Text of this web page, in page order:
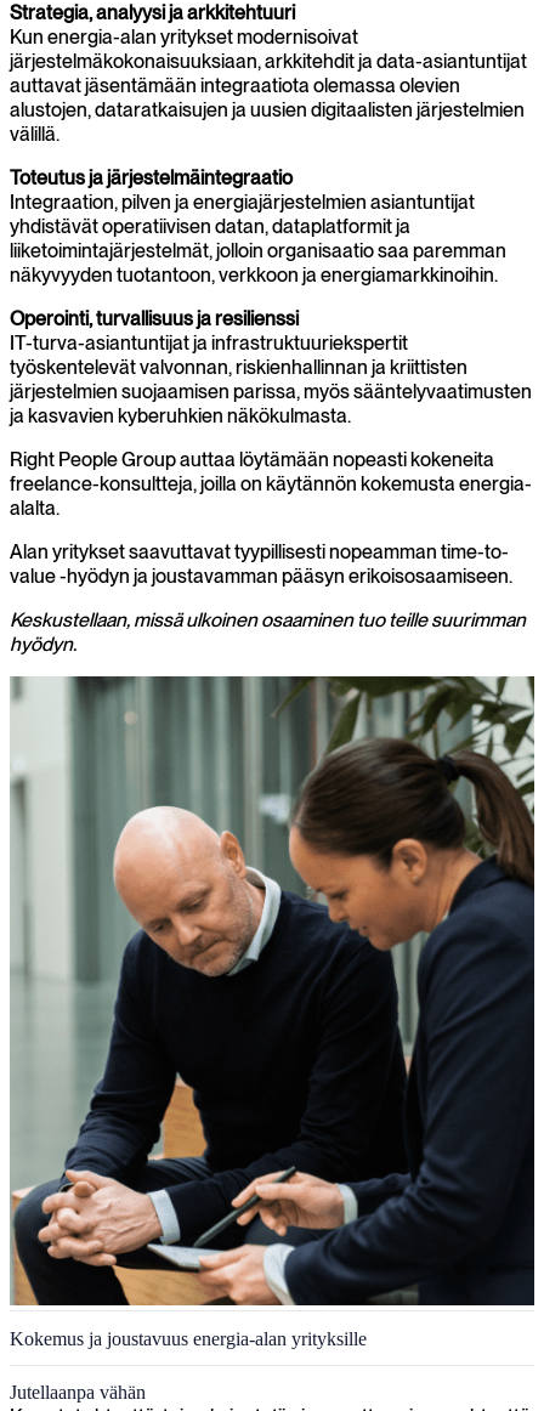
Strategia, analyysi ja arkkitehtuuri
Kun energia-alan yritykset modernisoivat
järjestelmäkokonaisuuksiaan, arkkitehdit ja data-asiantuntijat
auttavat jäsentämään integraatiota olemassa olevien
alustojen, dataratkaisujen ja uusien digitaalisten järjestelmien
välillä.
Toteutus ja järjestelmäintegraatio
Integraation, pilven ja energiajärjestelmien asiantuntijat
yhdistävät operatiivisen datan, dataplatformit ja
liiketoimintajärjestelmät, jolloin organisaatio saa paremman
näkyvyyden tuotantoon, verkkoon ja energiamarkkinoihin.
Operointi, turvallisuus ja resilienssi
IT-turva-asiantuntijat ja infrastruktuuriekspertit
työskentelevät valvonnan, riskienhallinnan ja kriittisten
järjestelmien suojaamisen parissa, myös sääntelyvaatimusten
ja kasvavien kyberuhkien näkökulmasta.
Right People Group auttaa löytämään nopeasti kokeneita
freelance-konsultteja, joilla on käytännön kokemusta energia-
alalta.
Alan yritykset saavuttavat tyypillisesti nopeamman time-to-
value -hyödyn ja joustavamman pääsyn erikoisosaamiseen.
Keskustellaan, missä ulkoinen osaaminen tuo teille suurimman
hyödyn.
Kokemus ja joustavuus energia-alan yrityksille
Jutellaanpa vähän